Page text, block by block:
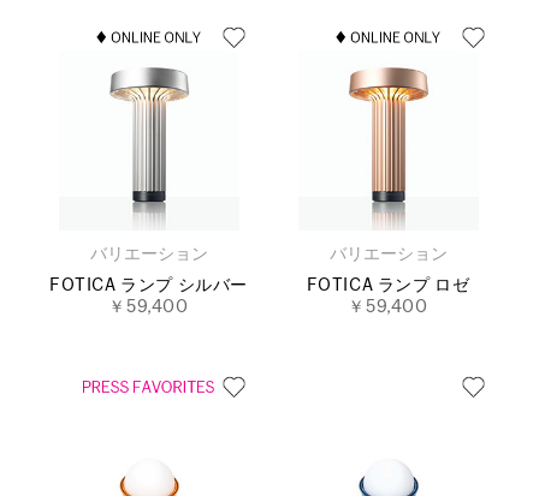
バリエーション
FOTICA ランプ シルバー
￥59,400
バリエーション
FOTICA ランプ ロゼ
￥59,400